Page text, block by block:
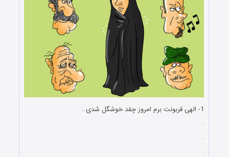
1- الهی قربونت برم امروز چقد خوشگل شدی..
.
.
.